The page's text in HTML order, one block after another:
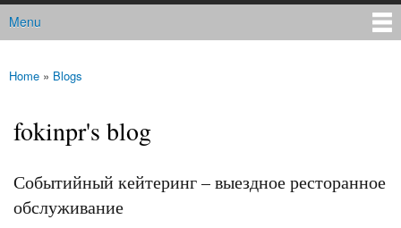
Main menu
Menu
You are here
Home » Blogs
fokinpr's blog
Событийный кейтеринг – выездное ресторанное
обслуживание